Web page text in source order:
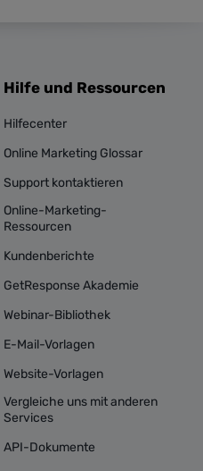
Hilfe und Ressourcen
Hilfecenter
Online Marketing Glossar
Support kontaktieren
Online-Marketing-
Ressourcen
Kundenberichte
GetResponse Akademie
Webinar-Bibliothek
E-Mail-Vorlagen
Website-Vorlagen
Vergleiche uns mit anderen
Services
API-Dokumente